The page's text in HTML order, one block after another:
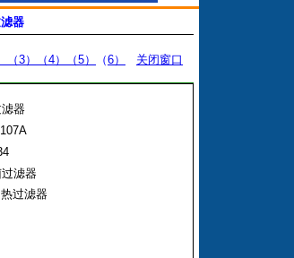
器
（3） （4） （5） （6） 关闭窗口
器
滤器
过滤器